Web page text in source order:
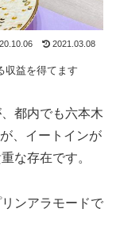
2021.03.08
収益を得てます
都内でも六本木
、イートインが
な存在です。
ンアラモードで